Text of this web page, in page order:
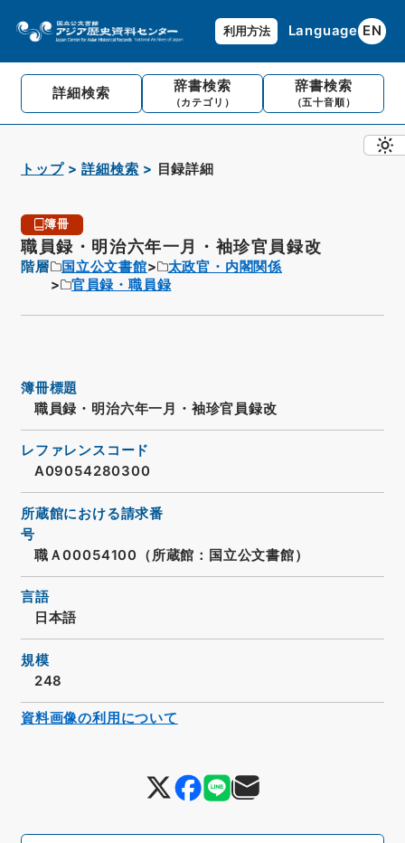
利用方法 Language EN
詳細検索 辞書検索
（カテゴリ）
辞書検索
（五十音順）
トップ 詳細検索 目録詳細
簿冊
職員録・明治六年一月・袖珍官員録改
階層 国立公文書館
太政官・内閣関係
官員録・職員録
簿冊標題
職員録・明治六年一月・袖珍官員録改
レファレンスコード
A09054280300
所蔵館における請求番
号
職Ａ00054100（所蔵館：国立公文書館）
言語
日本語
規模
248
資料画像の利用について